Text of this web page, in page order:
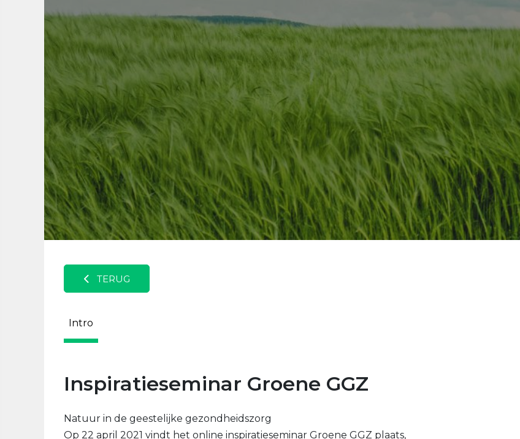
TERUG
Intro
Inspiratieseminar Groene GGZ
Natuur in de geestelijke gezondheidszorg
Op 22 april 2021 vindt het online inspiratieseminar Groene GGZ plaats,